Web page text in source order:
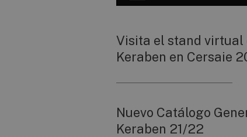
Visita el stand virtual
Keraben en Cersaie
Nuevo Catálogo
Keraben 21/22